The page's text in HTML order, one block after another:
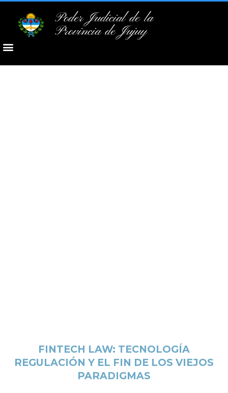
Poder Judicial de la
Provincia de Jujuy
FINTECH LAW: TECNOLOGÍA
REGULACIÓN Y EL FIN DE LOS VIEJOS
PARADIGMAS